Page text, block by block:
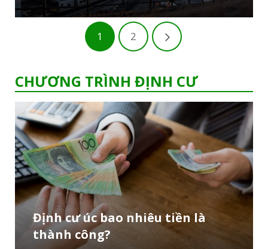
1 2
CHƯƠNG TRÌNH ĐỊNH CƯ
Định cư úc bao nhiêu tiền là
thành công?